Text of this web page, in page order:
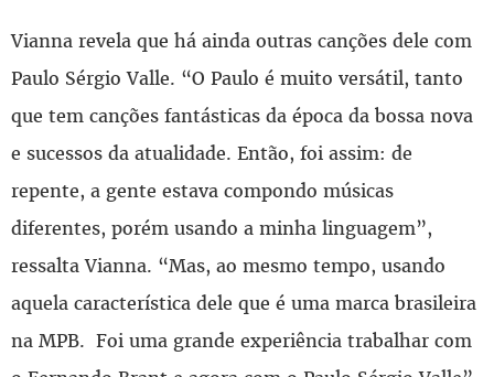
Vianna revela que há ainda outras canções dele com
Paulo Sérgio Valle. “O Paulo é muito versátil, tanto
que tem canções fantásticas da época da bossa nova
e sucessos da atualidade. Então, foi assim: de
repente, a gente estava compondo músicas
diferentes, porém usando a minha linguagem”,
ressalta Vianna. “Mas, ao mesmo tempo, usando
aquela característica dele que é uma marca brasileira
na MPB. Foi uma grande experiência trabalhar com